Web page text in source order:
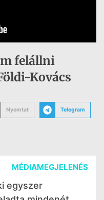
felállni
Kovács
Nyomtat Telegram
MÉDIAMEGJELENÉS
egyszer